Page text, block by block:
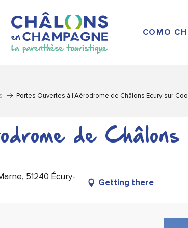
COMO
Portes Ouvertes à l'Aérodrome de Châlons Ecury-sur-
de
51240 Écury-
Getting there